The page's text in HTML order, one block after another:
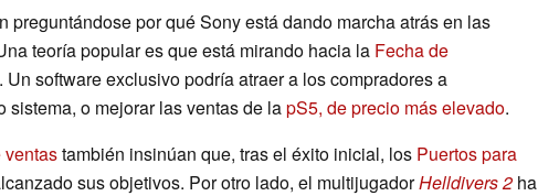
preguntándose por qué Sony está dando marcha atrás en las
teoría popular es que está mirando hacia la Fecha de
. Un software exclusivo podría atraer a los compradores a
sistema, o mejorar las ventas de lapS5, de precio más elevado.
ventastambién insinúan que, tras el éxito inicial, los Puertos para
sus objetivos. Por otro lado, el multijugadorHelldivers 2 ha